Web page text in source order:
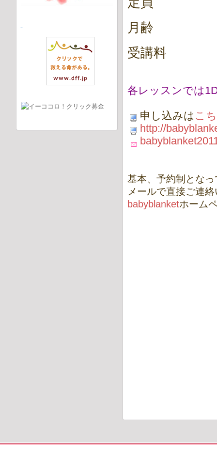
月齢 ２
受講料 ５
各レッスンでは
申し込みは こ
http://
基本、予約制とな
メールで直接ご連
babyblanketホーム